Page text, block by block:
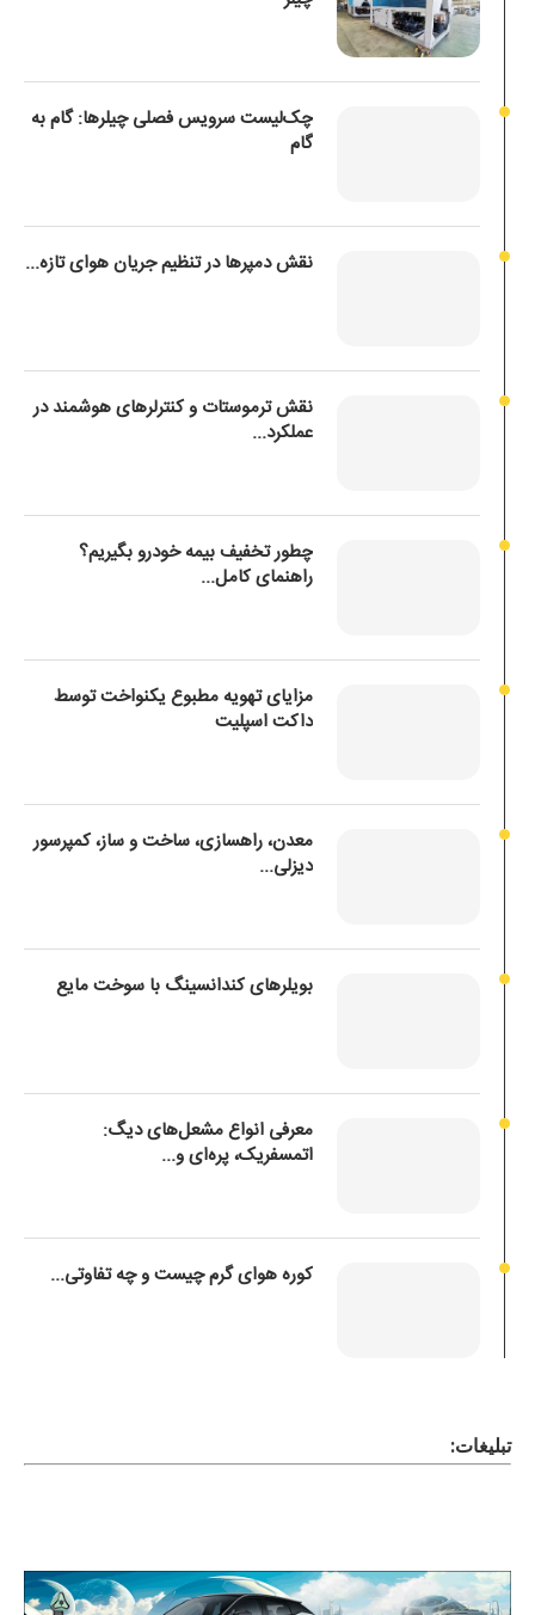
چک‌لیست سرویس فصلی چیلرها: گام به
گام
نقش دمپرها در تنظیم جریان هوای تازه...
نقش ترموستات و کنترلرهای هوشمند در
عملکرد...
چطور تخفیف بیمه خودرو بگیریم؟
راهنمای کامل...
مزایای تهویه مطبوع یکنواخت توسط
داکت اسپلیت
معدن، راهسازی، ساخت و ساز، کمپرسور
دیزلی...
بویلرهای کندانسینگ با سوخت مایع
معرفی انواع مشعل‌های دیگ:
اتمسفریک، پره‌ای و...
کوره هوای گرم چیست و چه تفاوتی...
تبلیغات: